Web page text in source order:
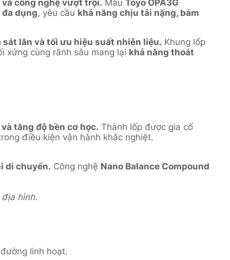
công nghệ vượt trội. Mẫu Toyo OPA3G
đa dụng, yêu cầu khả năng chịu tải nặng, bám
lăn và tối ưu hiệu suất nhiên liệu. Khung lốp
xứng cùng rãnh sâu mang lại khả năng thoát
tăng độ bền cơ học. Thành lốp được gia cố
điều kiện vận hành khắc nghiệt.
di chuyển. Công nghệ Nano Balance Compound
hình.
linh hoạt.